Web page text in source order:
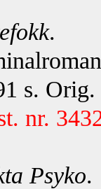
.
s.
nr.
Psyko.